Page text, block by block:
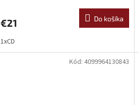
€21 Do košíka
1xCD
Kód: 4099964130843